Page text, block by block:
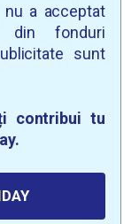
a acceptat
fonduri
sunt
contribui tu